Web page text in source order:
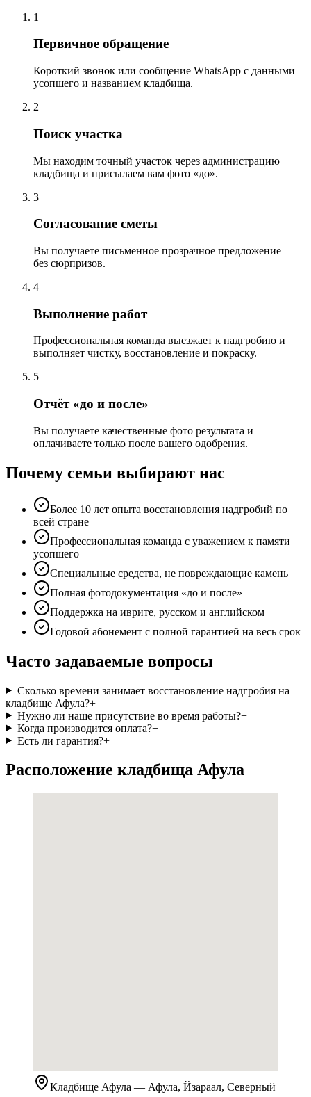
1
Первичное обращение
Короткий звонок или сообщение WhatsApp с данными
усопшего и названием кладбища.
2
Поиск участка
Мы находим точный участок через администрацию
кладбища и присылаем вам фото «до».
3
Согласование сметы
Вы получаете письменное прозрачное предложение —
без сюрпризов.
4
Выполнение работ
Профессиональная команда выезжает к надгробию и
выполняет чистку, восстановление и покраску.
5
Отчёт «до и после»
Вы получаете качественные фото результата и
оплачиваете только после вашего одобрения.
Почему семьи выбирают нас
Более 10 лет опыта восстановления надгробий по
всей стране
Профессиональная команда с уважением к памяти
усопшего
Специальные средства, не повреждающие камень
Полная фотодокументация «до и после»
Поддержка на иврите, русском и английском
Годовой абонемент с полной гарантией на весь срок
Часто задаваемые вопросы
Сколько времени занимает восстановление надгробия на
кладбище Афула?+
Нужно ли наше присутствие во время работы?+
Когда производится оплата?+
Есть ли гарантия?+
Расположение кладбища Афула
Кладбище Афула — Афула, Йзараал, Северный